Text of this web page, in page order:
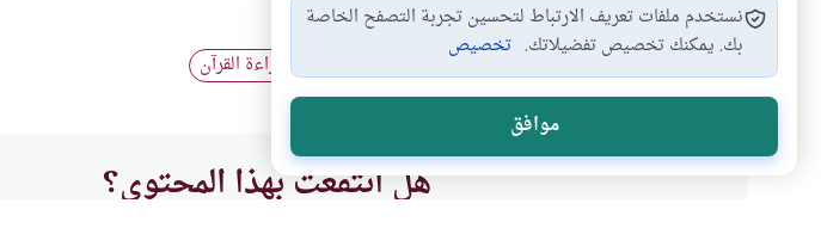
أحكام الطهارة والوضوء وضوء الصبيان لقراءة… فضل قراءة القرآن
هل انتفعت بهذا المحتوى؟
نستخدم ملفات تعريف الارتباط لتحسين تجربة التصفح الخاصة
بك. يمكنك تخصيص تفضيلاتك. تخصيص
موافق